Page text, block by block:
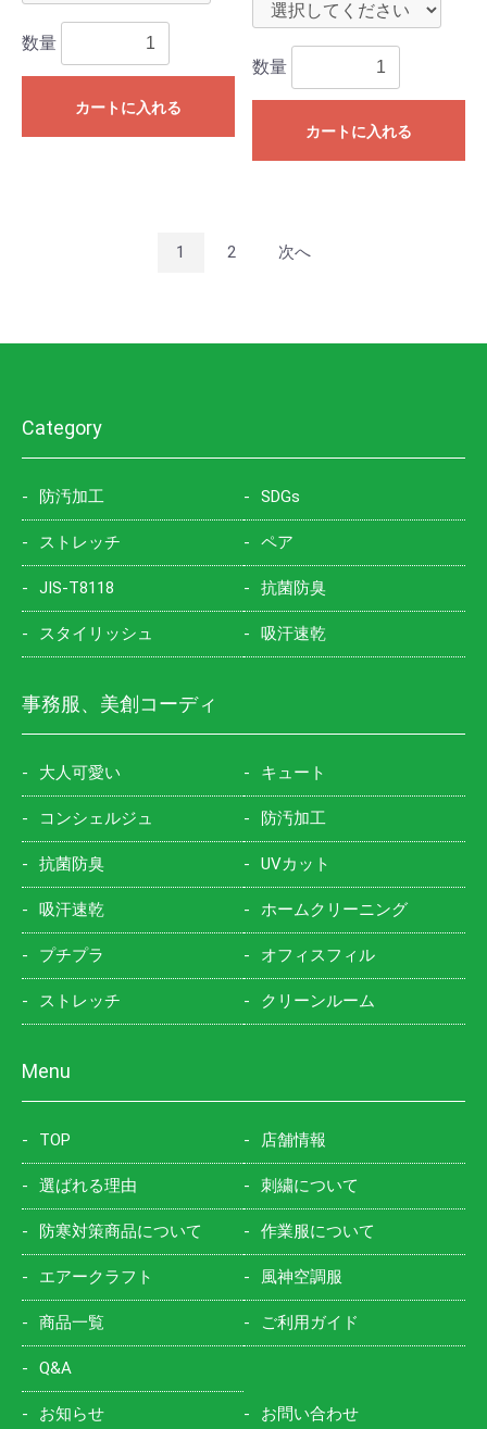
数量
カートに入れる
数量
カートに入れる
1 2 次へ
Category
防汚加工 SDGs
ストレッチ ペア
JIS-T8118 抗菌防臭
スタイリッシュ 吸汗速乾
事務服、美創コーディ
大人可愛い キュート
コンシェルジュ 防汚加工
抗菌防臭 UVカット
吸汗速乾 ホームクリーニング
プチプラ オフィスフィル
ストレッチ クリーンルーム
Menu
TOP 店舗情報
選ばれる理由 刺繍について
防寒対策商品について 作業服について
エアークラフト 風神空調服
商品一覧 ご利用ガイド
Q&A
お知らせ お問い合わせ